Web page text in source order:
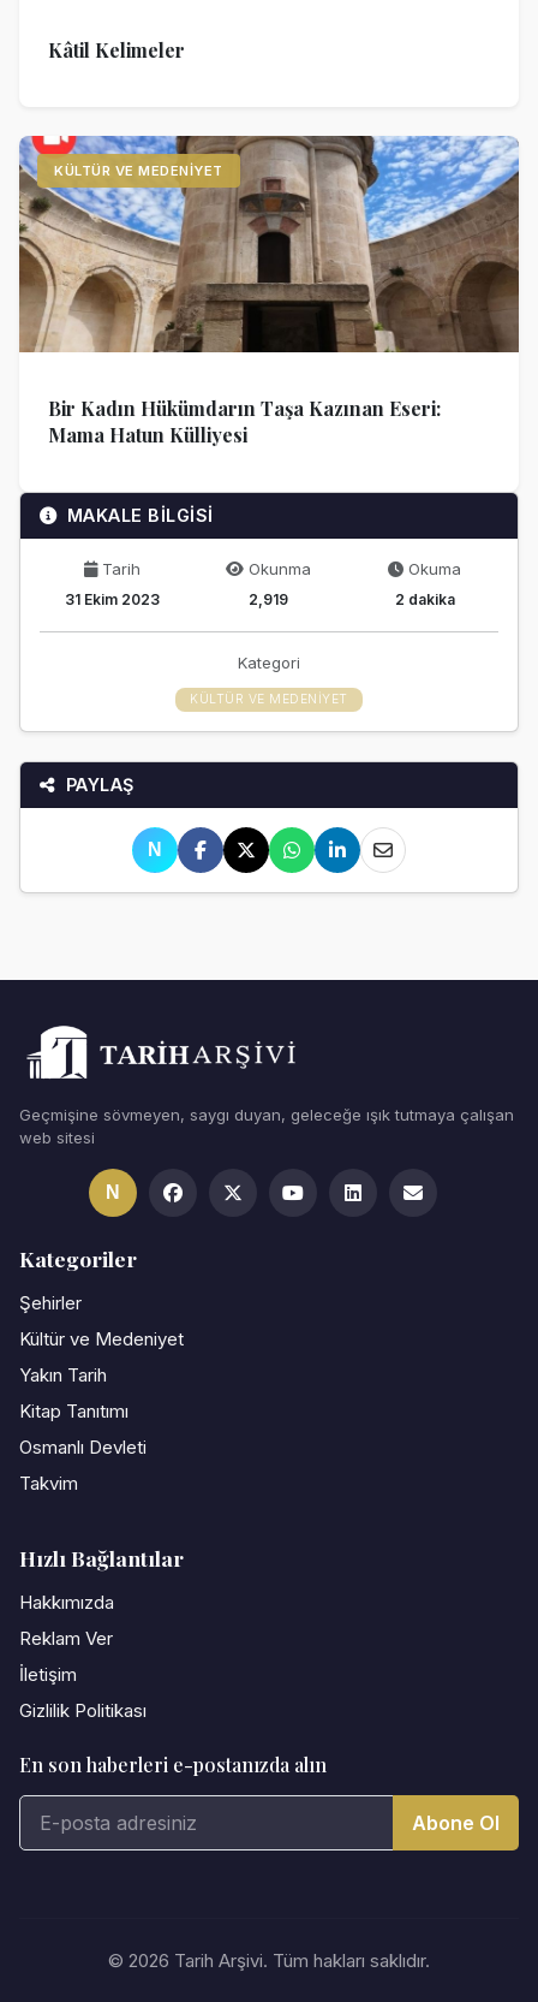
Kâtil Kelimeler
KÜLTÜR VE MEDENIYET
Bir Kadın Hükümdarın Taşa Kazınan Eseri:
Mama Hatun Külliyesi
MAKALE BİLGİSİ
Tarih
31 Ekim 2023
Okunma
2,919
Okuma
2 dakika
Kategori
KÜLTÜR VE MEDENIYET
PAYLAŞ
N
Geçmişine sövmeyen, saygı duyan, geleceğe ışık tutmaya çalışan
web sitesi
N
Kategoriler
Şehirler
Kültür ve Medeniyet
Yakın Tarih
Kitap Tanıtımı
Osmanlı Devleti
Takvim
Hızlı Bağlantılar
Hakkımızda
Reklam Ver
İletişim
Gizlilik Politikası
En son haberleri e-postanızda alın
Abone Ol
© 2026 Tarih Arşivi. Tüm hakları saklıdır.